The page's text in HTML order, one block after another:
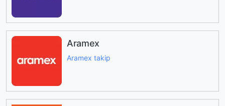
Aramex
Aramex takip